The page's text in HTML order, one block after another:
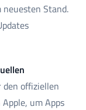
Stand.
den offiziellen
um Apps